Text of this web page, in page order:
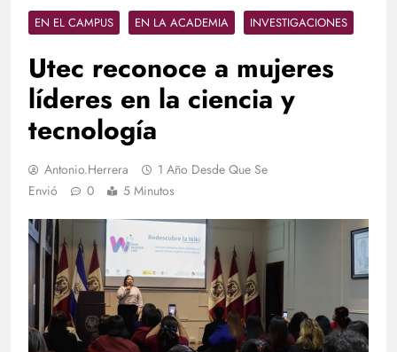
EN EL CAMPUS EN LA ACADEMIA INVESTIGACIONES
Utec reconoce a mujeres
líderes en la ciencia y
tecnología
Antonio.herrera
1 Año Desde Que Se
Envió
0 5 Minutos